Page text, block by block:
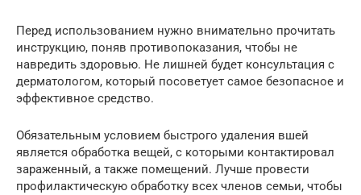
Перед использованием нужно внимательно прочитать
инструкцию, поняв противопоказания, чтобы не
навредить здоровью. Не лишней будет консультация с
дерматологом, который посоветует самое безопасное и
эффективное средство.
Обязательным условием быстрого удаления вшей
является обработка вещей, с которыми контактировал
зараженный, а также помещений. Лучше провести
профилактическую обработку всех членов семьи, чтобы